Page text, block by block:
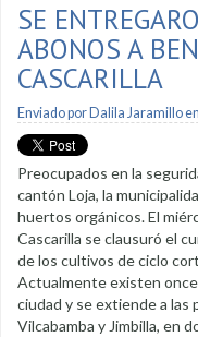
SE
ABONOS A
CASCARILLA
Enviado por Dalila Jaramillo
Preocupados en la
cantón Loja, la
huertos orgánicos. El
Cascarilla se clausuró el
de los cultivos de ciclo
Actualmente existen
ciudad y se extiende a las
Vilcabamba y Jimbilla, en